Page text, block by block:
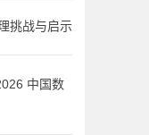
挑战与启示
中国数